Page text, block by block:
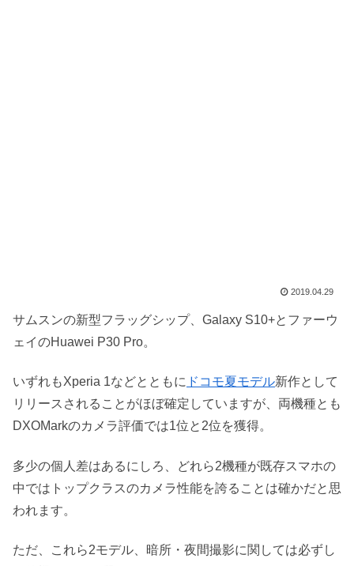
2019.04.29
サムスンの新型フラッグシップ、Galaxy S10+とファーウ
ェイのHuawei P30 Pro。
いずれもXperia 1などとともに ドコモ夏モデル新作として
リリースされることがほぼ確定していますが、両機種とも
DXOMarkのカメラ評価では1位と2位を獲得。
多少の個人差はあるにしろ、どれら2機種が既存スマホの
中ではトップクラスのカメラ性能を誇ることは確かだと思
われます。
ただ、これら2モデル、暗所・夜間撮影に関しては必ずし